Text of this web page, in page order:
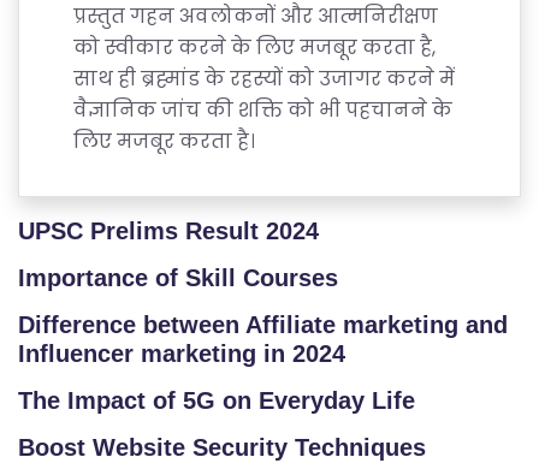
प्रस्तुत गहन अवलोकनों और आत्मनिरीक्षण
को स्वीकार करने के लिए मजबूर करता है,
साथ ही ब्रह्मांड के रहस्यों को उजागर करने में
वैज्ञानिक जांच की शक्ति को भी पहचानने के
लिए मजबूर करता है।
UPSC Prelims Result 2024
Importance of Skill Courses
Difference between Affiliate marketing and
Influencer marketing in 2024
The Impact of 5G on Everyday Life
Boost Website Security Techniques